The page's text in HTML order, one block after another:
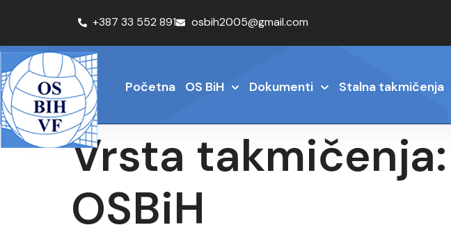
+387 33 552 891 osbih2005@gmail.com
Početna OS BiH Dokumenti Stalna takmičenja
Vrsta takmičenja:
OSBiH